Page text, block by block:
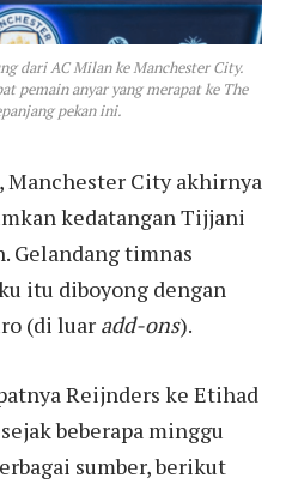
dari AC Milan ke Manchester City.
pemain anyar yang merapat ke The
pekan ini.
Manchester City akhirnya
kedatangan Tijjani
Gelandang timnas
itu diboyong dengan
(di luar add-ons).
Reijnders ke Etihad
beberapa minggu
sumber, berikut